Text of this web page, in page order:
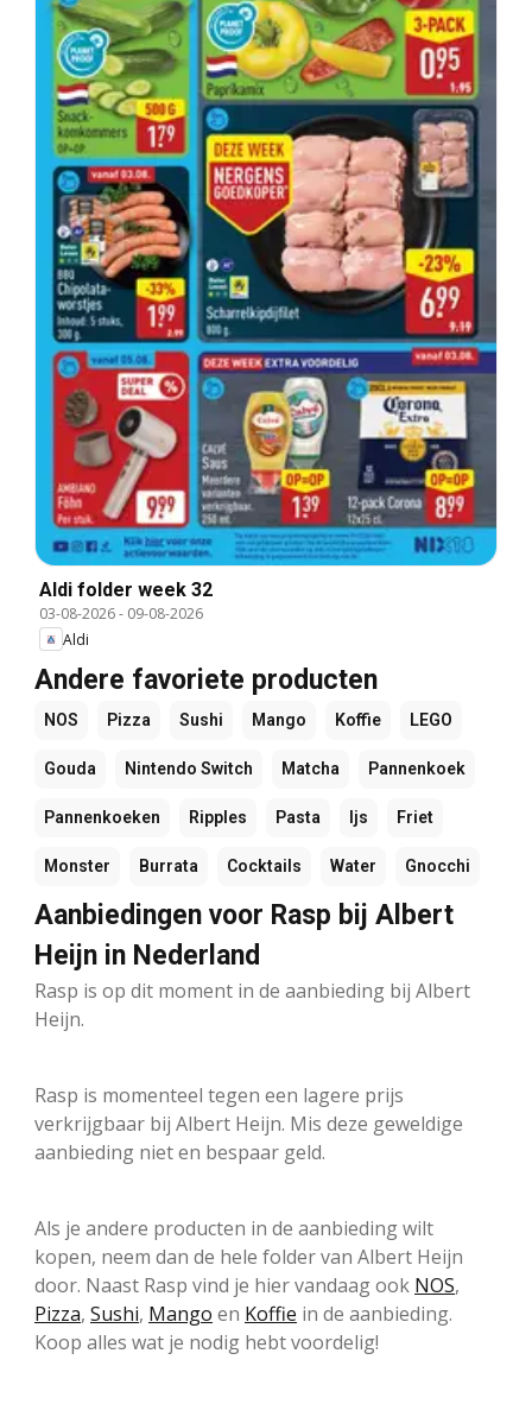
Aldi folder week 32
03-08-2026- 09-08-2026
Aldi
Andere favoriete producten
NOS Pizza Sushi Mango Koffie LEGO
Gouda Nintendo Switch Matcha Pannenkoek
Pannenkoeken Ripples Pasta Ijs Friet
Monster Burrata Cocktails Water Gnocchi
Aanbiedingen voor Rasp bij Albert
Heijn in Nederland
Rasp is op dit moment in de aanbieding bij Albert
Heijn.
Rasp is momenteel tegen een lagere prijs
verkrijgbaar bij Albert Heijn. Mis deze geweldige
aanbieding niet en bespaar geld.
Als je andere producten in de aanbieding wilt
kopen, neem dan de hele folder van Albert Heijn
door. Naast Rasp vind je hier vandaag ook NOS,
Pizza, Sushi, Mango en Koffie in de aanbieding.
Koop alles wat je nodig hebt voordelig!